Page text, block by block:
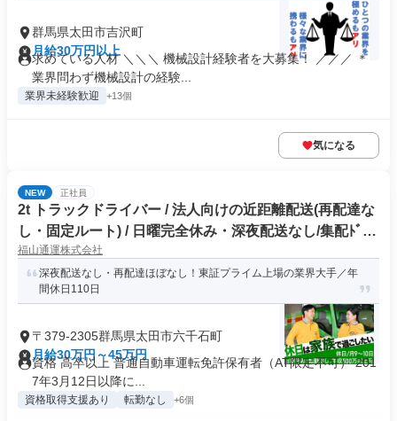
群馬県太田市吉沢町
月給30万円以上
求めている人材 ＼＼＼ 機械設計経験者を大募集！ ／／／ ＊
業界問わず機械設計の経験...
業界未経験歓迎 +13個
気になる
NEW 正社員
2t トラックドライバー / 法人向けの近距離配送(再配達な
し・固定ルート) / 日曜完全休み・深夜配送なし/集配ﾄﾞﾗｲ
ﾊﾞｰ2t(正社員)
福山通運株式会社
深夜配送なし・再配達ほぼなし！東証プライム上場の業界大手／年
間休日110日
〒379-2305群馬県太田市六千石町
月給30万円～45万円
資格 高卒以上 普通自動車運転免許保有者（AT限定不可） 201
7年3月12日以降に...
資格取得支援あり 転勤なし +6個